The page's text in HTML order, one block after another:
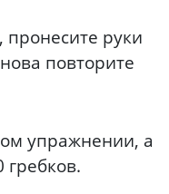
руки
повторите
упражнении, а